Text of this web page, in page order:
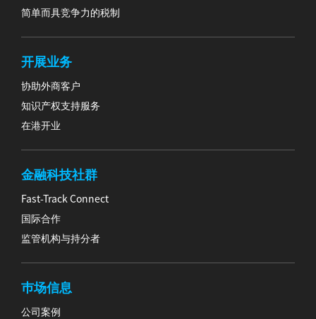
简单而具竞争力的税制
开展业务
协助外商客户
知识产权支持服务
在港开业
金融科技社群
Fast-Track Connect
国际合作
监管机构与持分者
巿场信息
公司案例